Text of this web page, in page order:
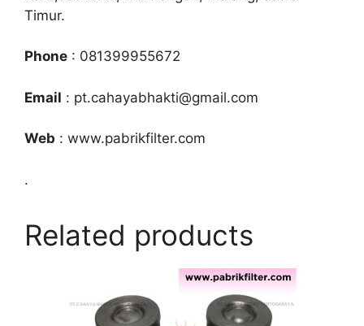
Timur.
Phone : 081399955672
Email : pt.cahayabhakti@gmail.com
Web : www.pabrikfilter.com
.
Related products